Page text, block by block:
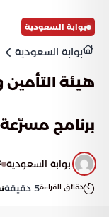
بوابة السعودية
بوابة السعودية
هيئة التأمين
برنامج مسرّعة
بوابة السعودية
دقائق القراءة5 دقيقة